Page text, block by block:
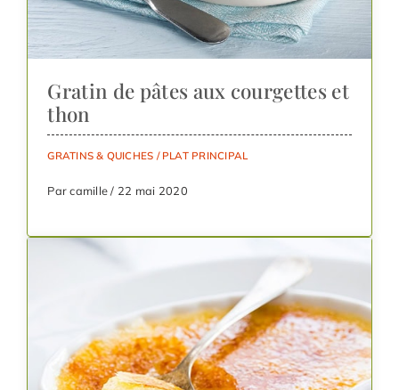
Gratin de pâtes aux courgettes et
thon
GRATINS & QUICHES / PLAT PRINCIPAL
Par camille / 22 mai 2020